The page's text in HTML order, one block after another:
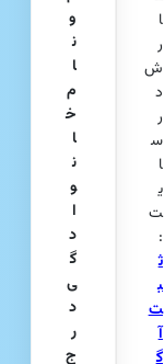
ا
ر
ش
د
ر
س
ا
ی
ت
:
ث
ب
ت
آ
گ
و
ن
ا
م
خ
ا
ن
و
ا
د
گ
ی
د
ر
ج‌